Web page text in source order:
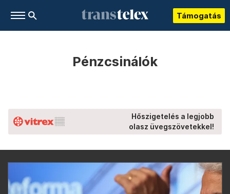
Támogatás
Pénzcsinálók
Hőszigetelés a legjobb
olasz üvegszövetekkel!